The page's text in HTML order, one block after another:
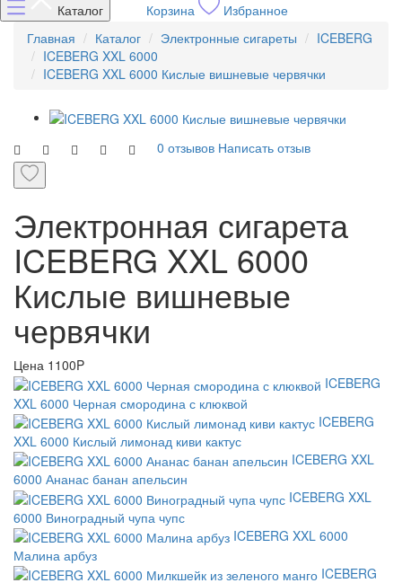
Каталог Корзина
Избранное
Главная
Каталог Электронные сигареты
ICEBERG
ICEBERG XXL 6000
ICEBERG XXL 6000 Кислые вишневые червячки
0 отзывов Написать отзыв
Электронная сигарета
ICEBERG XXL 6000
Кислые вишневые
червячки
Цена 1100P
ICEBERG
XXL 6000 Черная смородина с клюквой
ICEBERG
XXL 6000 Кислый лимонад киви кактус
ICEBERG XXL
6000 Ананас банан апельсин
ICEBERG XXL
6000 Виноградный чупа чупс
ICEBERG XXL 6000
Малина арбуз
ICEBERG